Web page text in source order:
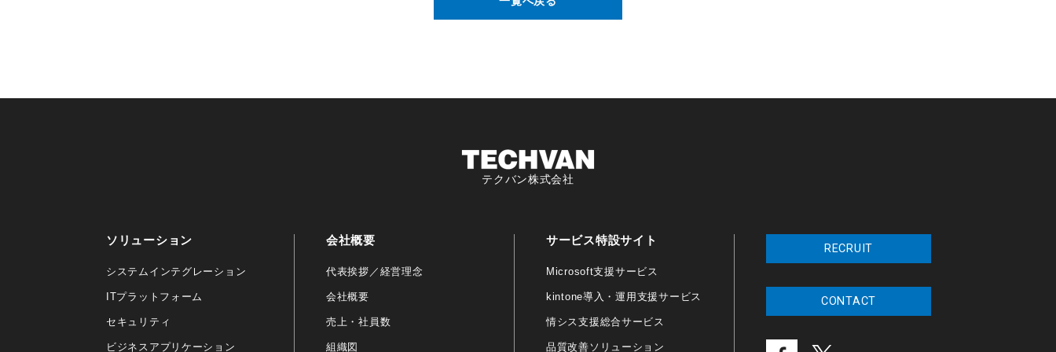
テクバン株式会社
ソリューション
システムインテグレーション
ITプラットフォーム
セキュリティ
ビジネスアプリケーション
会社概要
代表挨拶／経営理念
会社概要
売上・社員数
組織図
サービス特設サイト
Microsoft支援サービス
kintone導入・運用支援サービス
情シス支援総合サービス
品質改善ソリューション
RECRUIT
CONTACT